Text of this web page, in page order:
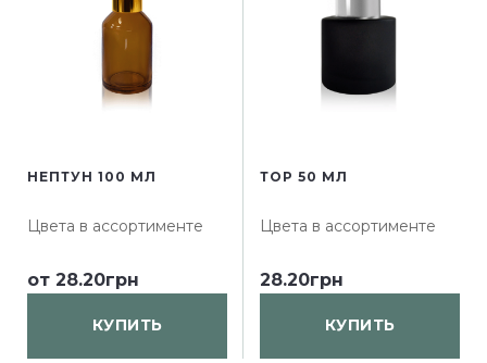
НЕПТУН 100 МЛ
Цвета в ассортименте
от 28.20грн
КУПИТЬ
ТОР 50 МЛ
Цвета в ассортименте
28.20грн
КУПИТЬ